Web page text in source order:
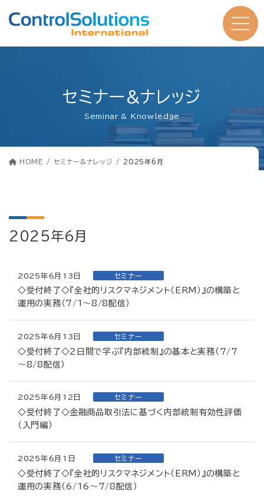
へ
ョ
セミナー&ナレッジ
Seminar & Knowledge
HOME セミナー&ナレッジ 2025年6月
2025年6月
2025年6月13日 セミナー
◇受付終了◇『全社的リスクマネジメント（ERM）』の構築と
運用の実務（7/1～8/8配信）
2025年6月13日 セミナー
◇受付終了◇２日間で学ぶ『内部統制』の基本と実務（7/7
～8/8配信）
2025年6月12日 セミナー
◇受付終了◇金融商品取引法に基づく内部統制有効性評価
（入門編）
2025年6月1日 セミナー
◇受付終了◇『全社的リスクマネジメント（ERM）』の構築と
運用の実務（6/16～7/8配信）